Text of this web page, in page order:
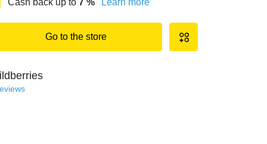
Cash back up to 7 % Learn more
Go to the store